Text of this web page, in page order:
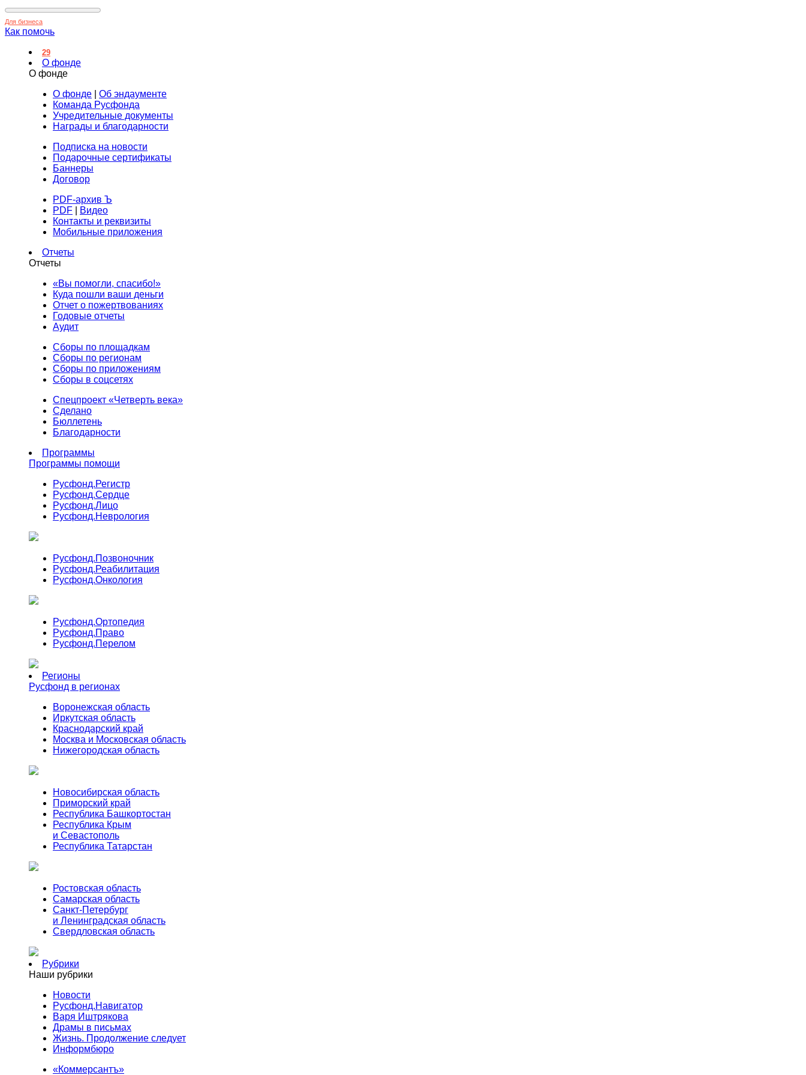
Для бизнеса
Как помочь
29
О фонде
О фонде
О фонде
Об эндаументе
Команда Русфонда
Учредительные документы
Награды и благодарности
Подписка на новости
Подарочные сертификаты
Баннеры
Договор
PDF-архив Ъ
PDF
Видео
Контакты и реквизиты
Мобильные приложения
Отчеты
Отчеты
«Вы помогли, спасибо!»
Куда пошли ваши деньги
Отчет о пожертвованиях
Годовые отчеты
Аудит
Сборы по площадкам
Сборы по регионам
Сборы по приложениям
Сборы в соцсетях
Спецпроект «Четверть века»
Сделано
Бюллетень
Благодарности
Программы
Программы помощи
Русфонд.Регистр
Русфонд.Сердце
Русфонд.Лицо
Русфонд.Неврология
Русфонд.Позвоночник
Русфонд.Реабилитация
Русфонд.Онкология
Русфонд.Ортопедия
Русфонд.Право
Русфонд.Перелом
Регионы
Русфонд в регионах
Воронежская область
Иркутская область
Краснодарский край
Москва и Московская область
Нижегородская область
Новосибирская область
Приморский край
Республика Башкортостан
Республика Крым
и Севастополь
Республика Татарстан
Ростовская область
Самарская область
Санкт-Петербург
и Ленинградская область
Свердловская область
Рубрики
Наши рубрики
Новости
Русфонд.Навигатор
Варя Иштрякова
Драмы в письмах
Жизнь. Продолжение следует
Информбюро
«Коммерсантъ»